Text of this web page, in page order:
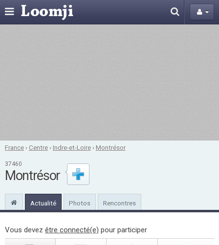
France ›Centre ›Indre-et-Loire ›Montrésor
37460
Montrésor
Actualité Photos Rencontres
Vous devez être connecté(e) pour participer